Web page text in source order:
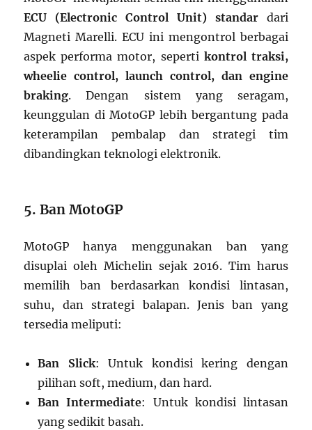
ECU (Electronic Control Unit) standardari
Magneti Marelli. ECU ini mengontrol berbagai
aspek performa motor, seperti kontrol traksi,
wheelie control, launch control, dan engine
braking. Dengan sistem yang seragam,
keunggulan di MotoGP lebih bergantung pada
keterampilan pembalap dan strategi tim
dibandingkan teknologi elektronik.
5. Ban MotoGP
MotoGP hanya menggunakan ban yang
disuplai oleh Michelin sejak 2016. Tim harus
memilih ban berdasarkan kondisi lintasan,
suhu, dan strategi balapan. Jenis ban yang
tersedia meliputi:
Ban Slick: Untuk kondisi kering dengan
pilihan soft, medium, dan hard.
Ban Intermediate: Untuk kondisi lintasan
yang sedikit basah.